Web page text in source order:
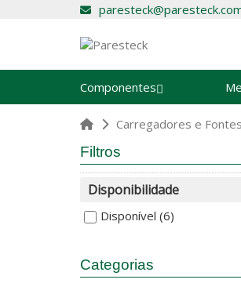
Componentes
Carregadores e Fontes
Filtros
Disponibilidade
Disponível (6)
Categorias